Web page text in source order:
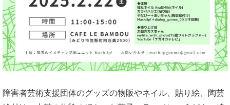
障害者芸術支援団体のグッズの物販やネイル、貼り絵、陶芸